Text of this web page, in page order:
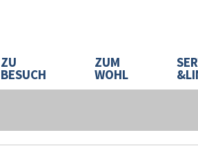
ZU
BESUCH
ZUM
WOHL